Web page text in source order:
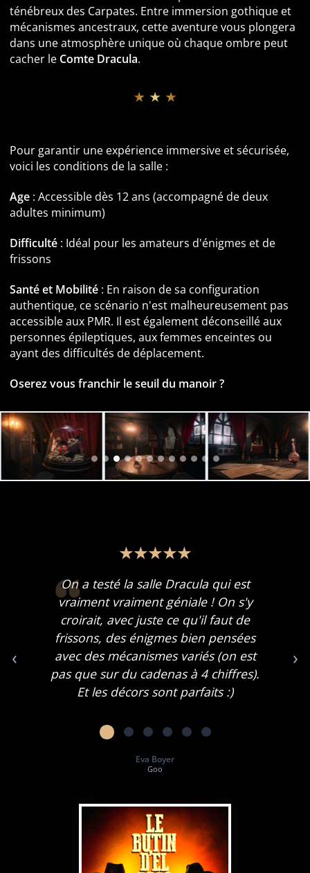
ténébreux des Carpates. Entre immersion gothique et
mécanismes ancestraux, cette aventure vous plongera
dans une atmosphère unique où chaque ombre peut
cacher le Comte Dracula.
★ ★ ★
Pour garantir une expérience immersive et sécurisée,
voici les conditions de la salle :
Age : Accessible dès 12 ans (accompagné de deux
adultes minimum)
Difficulté : Idéal pour les amateurs d'énigmes et de
frissons
Santé et Mobilité : En raison de sa configuration
authentique, ce scénario n'est malheureusement pas
accessible aux PMR. Il est également déconseillé aux
personnes épileptiques, aux femmes enceintes ou
ayant des difficultés de déplacement.
Oserez vous franchir le seuil du manoir ?
‹
On a testé la salle Dracula qui est
vraiment vraiment géniale ! On s'y
croirait, avec juste ce qu'il faut de
frissons, des énigmes bien pensées
avec des mécanismes variés (on est
pas que sur du cadenas à 4 chiffres).
Et les décors sont parfaits :)
Eva Boyer
Goo
›